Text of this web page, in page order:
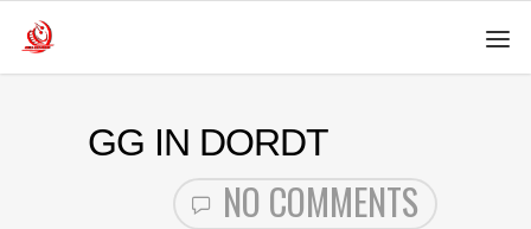
GG IN DORDT
NO COMMENTS